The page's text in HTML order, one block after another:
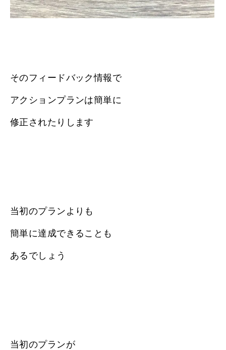
そのフィードバック情報で
アクションプランは簡単に
修正されたりします
当初のプランよりも
簡単に達成できることも
あるでしょう
当初のプランが